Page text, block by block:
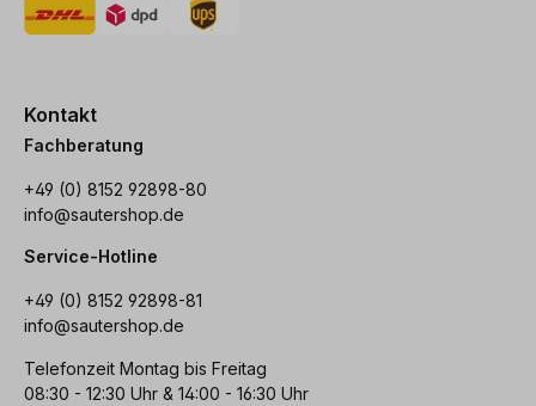
Kontakt
Fachberatung
+49 (0) 8152 92898-80
info@sautershop.de
Service-Hotline
+49 (0) 8152 92898-81
info@sautershop.de
Telefonzeit Montag bis Freitag
08:30 - 12:30 Uhr & 14:00 - 16:30 Uhr